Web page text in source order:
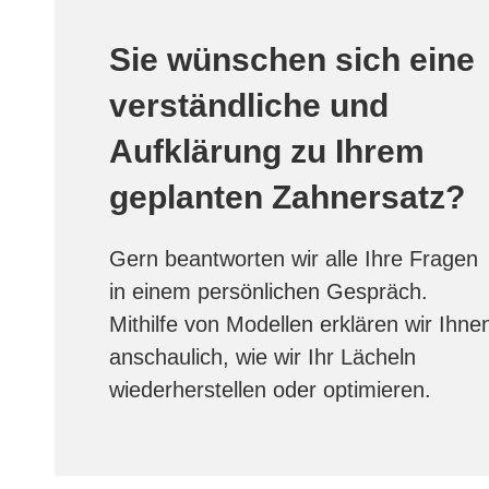
Sie wünschen sich eine
verständliche und
Aufklärung zu Ihrem
geplanten Zahnersatz?
Gern beantworten wir alle Ihre Fragen
in einem persönlichen Gespräch.
Mithilfe von Modellen erklären wir
anschaulich, wie wir Ihr Lächeln
wiederherstellen oder optimieren.